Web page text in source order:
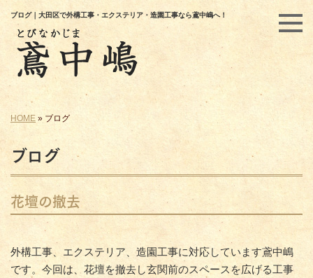
ブログ｜大田区で外構工事・エクステリア・造園工事なら鳶中嶋へ！
HOME » ブログ
ブログ
花壇の撤去
外構工事、エクステリア、造園工事に対応しています鳶中嶋
です。今回は、花壇を撤去し玄関前のスペースを広げる工事